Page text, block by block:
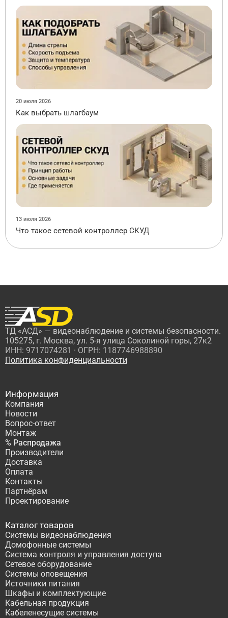
20 июля 2026
Как выбрать шлагбаум
13 июля 2026
Что такое сетевой контроллер СКУД
ТД «АСД» — видеонаблюдение и системы безопасности.
105275, г. Москва, ул. 5-я улица Соколиной горы, 27к2
ИНН: 9717074281 · ОГРН: 1187746988890
Политика конфиденциальности
Информация
Компания
Новости
Вопрос-ответ
Монтаж
% Распродажа
Производители
Доставка
Оплата
Контакты
Партнёрам
Проектирование
Каталог товаров
Системы видеонаблюдения
Домофонные системы
Система контроля и управления доступа
Сетевое оборудование
Системы оповещения
Источники питания
Шкафы и комплектующие
Кабельная продукция
Кабеленесущие системы